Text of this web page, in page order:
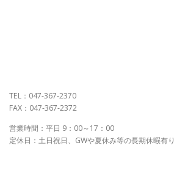
TEL：047-367-2370
FAX：047-367-2372
営業時間：平日 9：00～17：00
定休日：土日祝日、GWや夏休み等の長期休暇有り